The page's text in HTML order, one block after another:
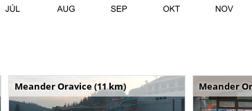
Meander Oravice (11 km) Meander